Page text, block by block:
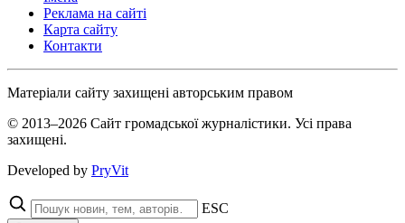
Реклама на сайті
Карта сайту
Контакти
Матеріали сайту захищені авторським правом
© 2013–2026 Сайт громадської журналістики. Усі права
захищені.
Developed by PryVit
ESC